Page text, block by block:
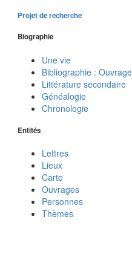
Projet de recherche
Biographie
Une vie
Bibliographie :
Littérature secondaire
Généalogie
Chronologie
Entités
Lettres
Lieux
Carte
Ouvrages
Personnes
Thèmes